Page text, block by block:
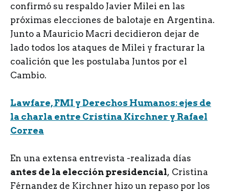
confirmó su respaldo Javier Milei en las
próximas elecciones de balotaje en Argentina.
Junto a Mauricio Macri decidieron dejar de
lado todos los ataques de Milei y fracturar la
coalición que les postulaba Juntos por el
Cambio.
Lawfare, FMI y Derechos Humanos: ejes de
la charla entre Cristina Kirchner y Rafael
Correa
En una extensa entrevista -realizada días
antes de la elección presidencial, Cristina
Férnandez de Kirchner hizo un repaso por los